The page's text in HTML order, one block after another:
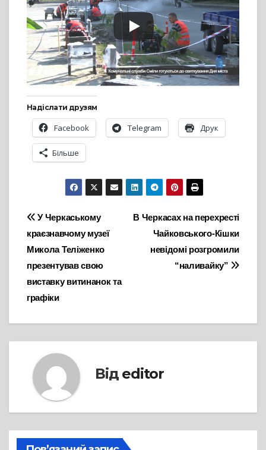
Надіслати друзям
Facebook Telegram Друк
Більше
Навігація
записів
В Черкасах на перехресті
Чайковського-Кішки
невідомі розгромили
“наливайку”
У Черкаському
краєзнавчому музеї
Микола Теліженко
презентував свою
виставку витинанок та
графіки
Від editor